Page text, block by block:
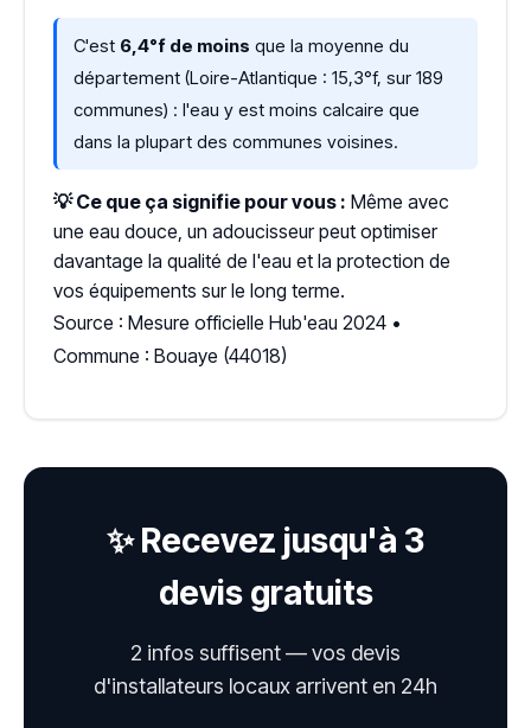
C'est 6,4°f de moins que la moyenne du
département (Loire-Atlantique : 15,3°f, sur 189
communes) : l'eau y est moins calcaire que
dans la plupart des communes voisines.
💡 Ce que ça signifie pour vous : Même avec
une eau douce, un adoucisseur peut optimiser
davantage la qualité de l'eau et la protection de
vos équipements sur le long terme.
Source : Mesure officielle Hub'eau 2024 •
Commune : Bouaye (44018)
✨ Recevez jusqu'à 3
devis gratuits
2 infos suffisent — vos devis
d'installateurs locaux arrivent en 24h